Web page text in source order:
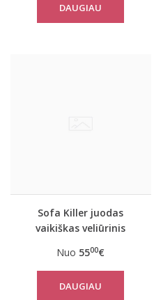
DAUGIAU
Sofa Killer juodas
vaikiškas veliūrinis
Nuo 5500€
DAUGIAU